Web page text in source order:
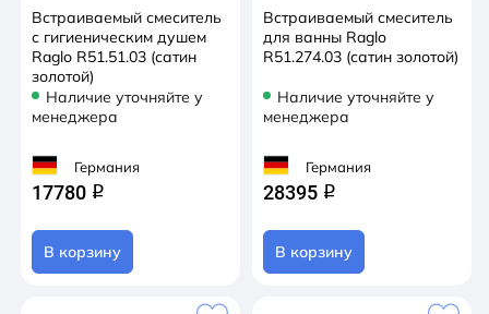
Встраиваемый смеситель
с гигиеническим душем
Raglo R51.51.03 (сатин
золотой)
Наличие уточняйте у
менеджера
Германия
17780 q
В корзину
Встраиваемый смеситель
для ванны Raglo
R51.274.03 (сатин золотой)
Наличие уточняйте у
менеджера
Германия
28395 q
В корзину